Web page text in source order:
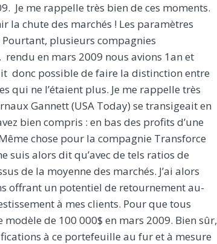
Je me rappelle très bien de ces moments.
la chute des marchés ! Les paramètres
plusieurs compagnies
en mars 2009 nous avions 1an et
donc possible de faire la distinction entre
qui ne l’étaient plus. Je me rappelle très
Gannett (USA Today) se transigeait en
bien compris : en bas des profits d’une
chose pour la compagnie Transforce
suis alors dit qu’avec de tels ratios de
de la moyenne des marchés. J’ai alors
offrant un potentiel de retournement au-
à mes clients. Pour que tous
de 100 000$ en mars 2009. Bien sûr,
à ce portefeuille au fur et à mesure